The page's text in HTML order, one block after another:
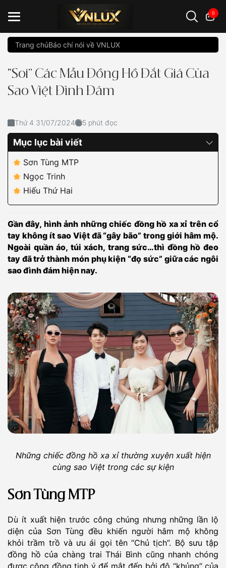
0
Đồng hồ casio đồng hồ G-Shock đồng hồ Orient ...
Trang chủBáo chí nói về VNLUX
“Soi” Các Mẫu Đồng Hồ Đắt Giá Của
Sao Việt Đình Đám
Thứ 4 31/07/2024 5 phút đọc
Mục lục bài viết
Sơn Tùng MTP
Ngọc Trinh
Hiếu Thứ Hai
Gần đây, hình ảnh những chiếc đồng hồ xa xỉ trên cổ
tay không ít sao Việt đã “gây bão” trong giới hâm mộ.
Ngoài quần áo, túi xách, trang sức…thì đồng hồ đeo
tay đã trở thành món phụ kiện “đọ sức” giữa các ngôi
sao đình đám hiện nay.
Những chiếc đồng hồ xa xỉ thường xuyên xuất hiện
cùng sao Việt trong các sự kiện
Sơn Tùng MTP
Dù ít xuất hiện trước công chúng nhưng những lần lộ
diện của Sơn Tùng đều khiến người hâm mộ không
khỏi trầm trồ và ưu ái gọi tên “Chủ tịch”. Bộ sưu tập
đồng hồ của chàng trai Thái Bình cũng nhanh chóng
được cộng đồng tinh ý để mắt đến bởi độ “khủng” của